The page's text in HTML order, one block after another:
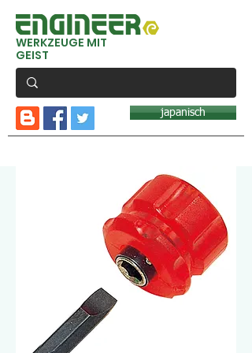
WERKZEUGE MIT
GEIST
japanisch